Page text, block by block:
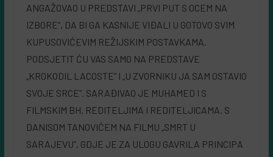
ANGAŽOVAO U PREDSTAVI „PRVI PUT S OCEM NA
IZBORE“, DA BI GA KASNIJE VIĐALI U GOTOVO SVIM
KUPUSOVIĆEVIM REŽIJSKIM POSTAVKAMA.
PODSJETIT ĆU VAS SAMO NA PREDSTAVE
„KROKODIL LACOSTE“ I „U ZVORNIKU JA SAM OSTAVIO
SVOJE SRCE“. SARAĐIVAO JE MUHAMED I S
FILMSKIM BH. REDITELJIMA I REDITELJICAMA. S
DANISOM TANOVIĆEM NA FILMU „SMRT U
SARAJEVU“, GDJE JE ZA ULOGU GAVRILA PRINCIPA